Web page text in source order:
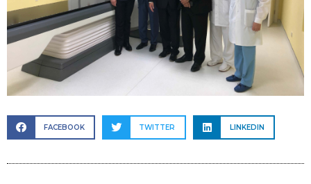
FACEBOOK TWITTER LINKEDIN